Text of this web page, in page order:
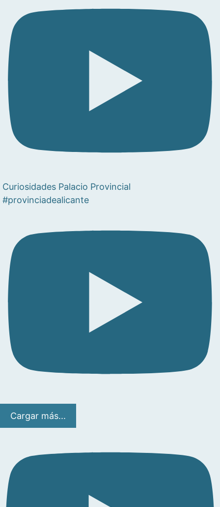
Curiosidades Palacio Provincial
#provinciadealicante
Cargar más...